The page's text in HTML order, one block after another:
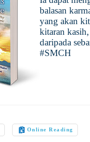
balasan
yang akan
kitaran
daripada
#SMCH
Online Reading